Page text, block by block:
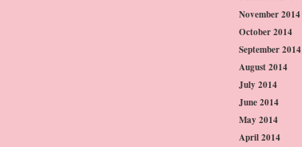
November 2014
October 2014
September 2014
August 2014
July 2014
June 2014
May 2014
April 2014